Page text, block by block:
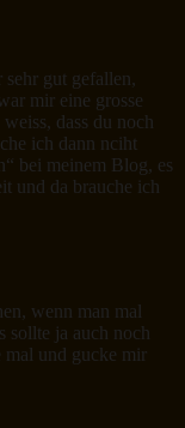
sehr gut gefallen,
mir eine grosse
dass du noch
ich dann nciht
bei meinem Blog, es
und da brauche ich
wenn man mal
sollte ja auch noch
mal und gucke mir